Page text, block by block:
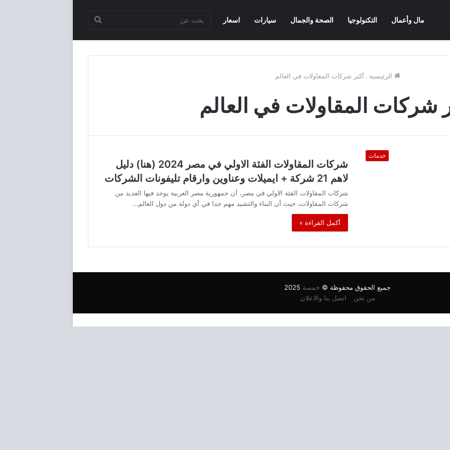
مال وأعمال التكنولوجيا الصحة والجمال سيارات اسعار
الرئيسية . أكبر شركات المقاولات في العالم
شركات المقاولات في العالم
خدمات
شركات المقاولات الفئة الاولي في مصر 2024 (هنا) دليل
لاهم 21 شركة + ايميلات وعناوين وارقام تليفونات الشركات
شركات المقاولات الفئة الاولي في مصر، أن جمهورية مصر العربية يوجد فيها العديد من
شركات المقاولات، حيث أن البناء والتشيد مهم جدا في أي دولة من دول العالم…
أكمل القراءة »
جميع الحقوق محفوظة © خمسة
من نحن
اتصل بنا والاعلان